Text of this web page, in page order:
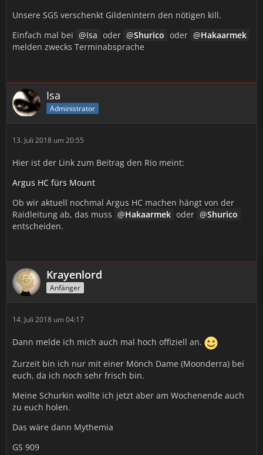
Unsere SG5 verschenkt Gildenintern den nötigen kill.
Einfach mal bei
Isa oder Shurico oder
Hakaarmek
melden zwecks Terminabsprache
Isa
Administrator
13. Juli 2018 um 20:55
Hier ist der Link zum Beitrag den Rio meint:
Argus HC fürs Mount
Ob wir aktuell nochmal Argus HC machen hängt von der
Raidleitung ab, das muss
Hakaarmek oder
Shurico
entscheiden.
Krayenlord
Anfänger
14. Juli 2018 um 04:17
Dann melde ich mich auch mal hoch offiziell an.
Zurzeit bin ich nur mit einer Mönch Dame (Moonderra) bei
euch, da ich noch sehr frisch bin.
Meine Schurkin wollte ich jetzt aber am Wochenende auch
zu euch holen.
Das wäre dann Mythemia
GS 909